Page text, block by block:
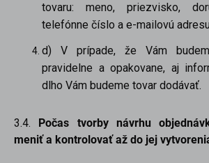
tovaru: meno, priezvisko,
telefónne číslo a e-mailovú
d) V prípade, že Vám
pravidelne a opakovane, aj
dlho Vám budeme tovar dodávať.
3.4. Počas tvorby návrhu
meniť a kontrolovať až do jej